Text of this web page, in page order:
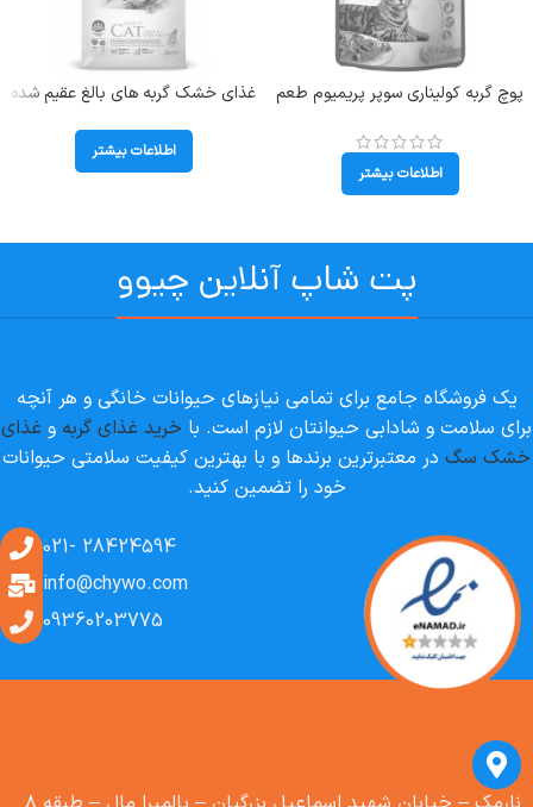
پوچ گربه کولیناری سوپر پریمیوم طعم
Beef) وزن 85 گرم
اطلاعات بیشتر
غذای خشک گربه های بالغ عقیم شده
اطلاعات بیشتر
پت شاپ آنلاین چیوو
یک فروشگاه جامع برای تمامی نیازهای حیوانات خانگی و هر آنچه
برای سلامت و شادابی حیوانتان لازم است. با خرید غذای گربه و غذای
خشک سگ در معتبرترین برندها و با بهترین کیفیت سلامتی حیوانات
خود را تضمین کنید.
28424594 -021
info@chywo.com
09360203775